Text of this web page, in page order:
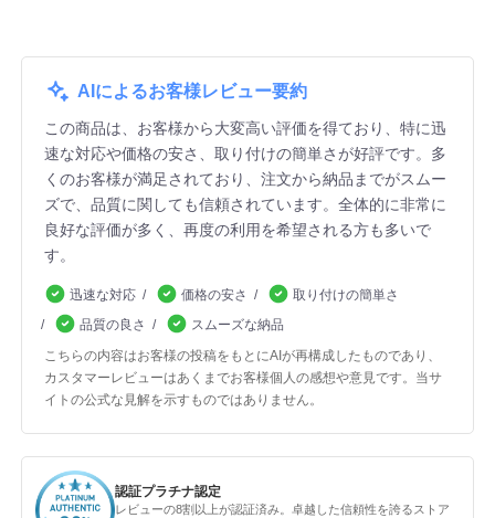
AIによるお客様レビュー要約
この商品は、お客様から大変高い評価を得ており、特に迅
速な対応や価格の安さ、取り付けの簡単さが好評です。多
くのお客様が満足されており、注文から納品までがスムー
ズで、品質に関しても信頼されています。全体的に非常に
良好な評価が多く、再度の利用を希望される方も多いで
す。
迅速な対応 価格の安さ
取り付けの簡単さ
品質の良さ
スムーズな納品
こちらの内容はお客様の投稿をもとにAIが再構成したものであり、
カスタマーレビューはあくまでお客様個人の感想や意見です。当サ
イトの公式な見解を示すものではありません。
認証プラチナ認定
レビューの8割以上が認証済み。卓越した信頼性を誇るストア